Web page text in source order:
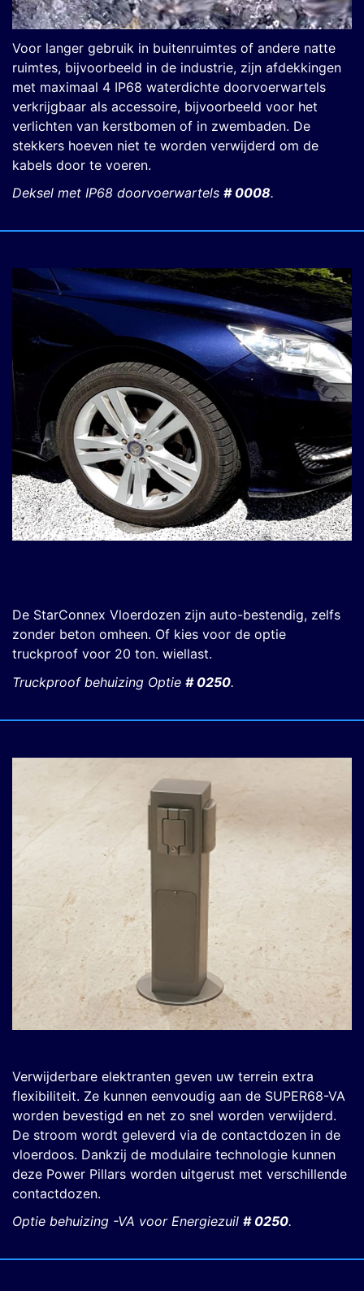
Voor langer gebruik in buitenruimtes of andere natte
ruimtes, bijvoorbeeld in de industrie, zijn afdekkingen
met maximaal 4 IP68 waterdichte doorvoerwartels
verkrijgbaar als accessoire, bijvoorbeeld voor het
verlichten van kerstbomen of in zwembaden. De
stekkers hoeven niet te worden verwijderd om de
kabels door te voeren.
Deksel met IP68 doorvoerwartels # 0008.
De StarConnex Vloerdozen zijn auto-bestendig, zelfs
zonder beton omheen. Of kies voor de optie
truckproof voor 20 ton. wiellast.
Truckproof behuizing Optie # 0250.
Verwijderbare elektranten geven uw terrein extra
flexibiliteit. Ze kunnen eenvoudig aan de SUPER68-VA
worden bevestigd en net zo snel worden verwijderd.
De stroom wordt geleverd via de contactdozen in de
vloerdoos. Dankzij de modulaire technologie kunnen
deze Power Pillars worden uitgerust met verschillende
contactdozen.
Optie behuizing -VA voor Energiezuil # 0250.